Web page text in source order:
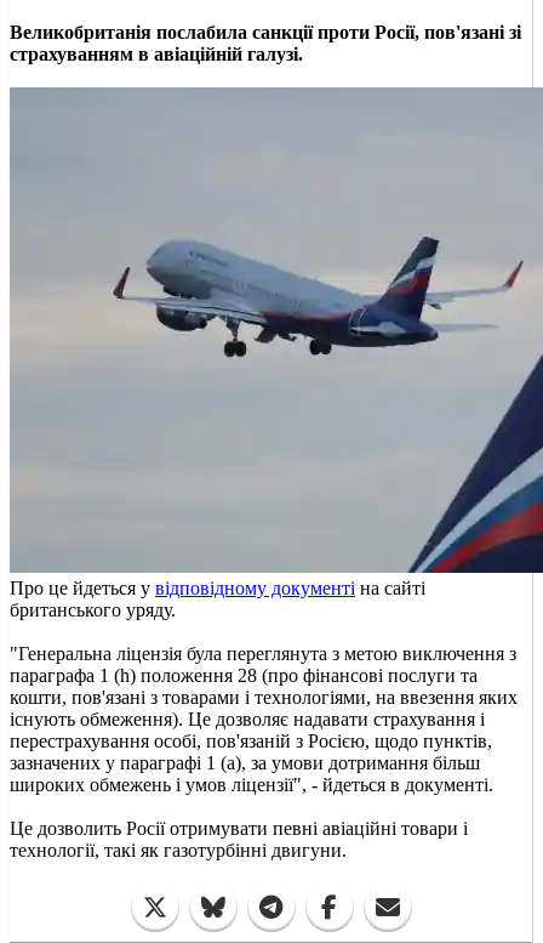
Великобританія послабила санкції проти Росії, пов'язані зі
страхуванням в авіаційній галузі.
Про це йдеться у відповідному документі на сайті
британського уряду.
"Генеральна ліцензія була переглянута з метою виключення з
параграфа 1 (h) положення 28 (про фінансові послуги та
кошти, пов'язані з товарами і технологіями, на ввезення яких
існують обмеження). Це дозволяє надавати страхування і
перестрахування особі, пов'язаній з Росією, щодо пунктів,
зазначених у параграфі 1 (a), за умови дотримання більш
широких обмежень і умов ліцензії", - йдеться в документі.
Це дозволить Росії отримувати певні авіаційні товари і
технології, такі як газотурбінні двигуни.